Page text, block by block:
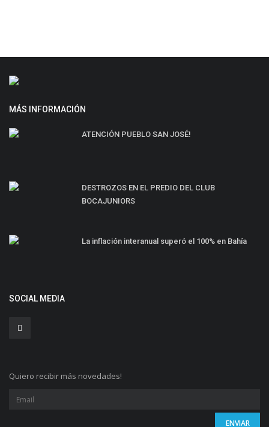
MÁS INFORMACIÓN
ATENCIÓN PUEBLO SAN JOSÉ!
DESTROZOS EN EL PREDIO DEL CLUB
BOCAJUNIORS
La inflación interanual superó el 100% en Bahía
SOCIAL MEDIA
Quiero recibir más novedades!